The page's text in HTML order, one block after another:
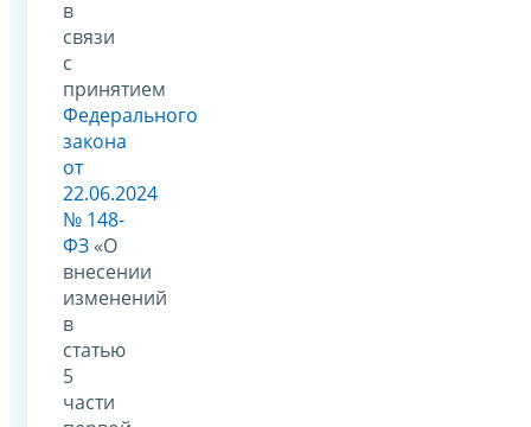
в
связи
с
принятием
Федерального
закона
от
22.06.2024
№ 148-
ФЗ «О
внесении
изменений
в
статью
5
части